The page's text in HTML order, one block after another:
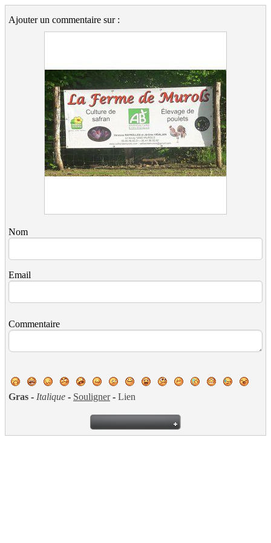
Ajouter un commentaire sur :
Nom
Email
Commentaire
Gras - Italique - Souligner- Lien